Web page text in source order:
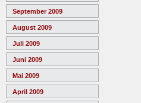
September 2009
August 2009
Juli 2009
Juni 2009
Mai 2009
April 2009